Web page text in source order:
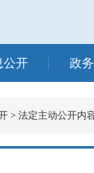
公开 政
> 法定主动公开内